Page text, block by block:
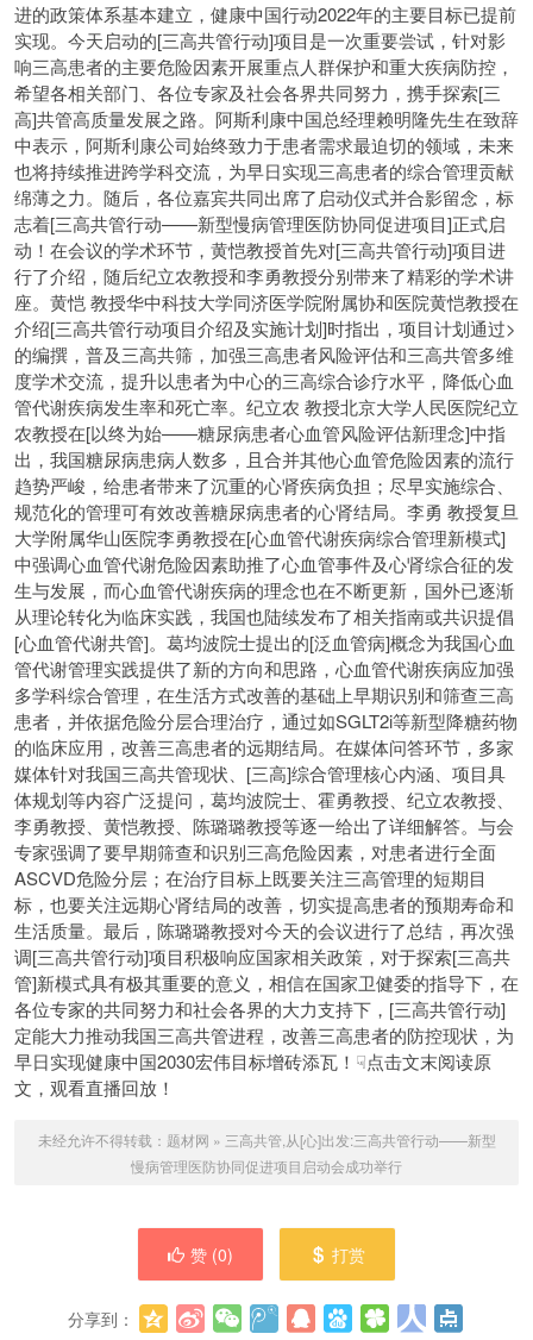
进的政策体系基本建立，健康中国行动2022年的主要目标已提前
实现。今天启动的[三高共管行动]项目是一次重要尝试，针对影
响三高患者的主要危险因素开展重点人群保护和重大疾病防控，
希望各相关部门、各位专家及社会各界共同努力，携手探索[三
高]共管高质量发展之路。阿斯利康中国总经理赖明隆先生在致辞
中表示，阿斯利康公司始终致力于患者需求最迫切的领域，未来
也将持续推进跨学科交流，为早日实现三高患者的综合管理贡献
绵薄之力。随后，各位嘉宾共同出席了启动仪式并合影留念，标
志着[三高共管行动——新型慢病管理医防协同促进项目]正式启
动！在会议的学术环节，黄恺教授首先对[三高共管行动]项目进
行了介绍，随后纪立农教授和李勇教授分别带来了精彩的学术讲
座。黄恺 教授华中科技大学同济医学院附属协和医院黄恺教授在
介绍[三高共管行动项目介绍及实施计划]时指出，项目计划通过>
的编撰，普及三高共筛，加强三高患者风险评估和三高共管多维
度学术交流，提升以患者为中心的三高综合诊疗水平，降低心血
管代谢疾病发生率和死亡率。纪立农 教授北京大学人民医院纪立
农教授在[以终为始——糖尿病患者心血管风险评估新理念]中指
出，我国糖尿病患病人数多，且合并其他心血管危险因素的流行
趋势严峻，给患者带来了沉重的心肾疾病负担；尽早实施综合、
规范化的管理可有效改善糖尿病患者的心肾结局。李勇 教授复旦
大学附属华山医院李勇教授在[心血管代谢疾病综合管理新模式]
中强调心血管代谢危险因素助推了心血管事件及心肾综合征的发
生与发展，而心血管代谢疾病的理念也在不断更新，国外已逐渐
从理论转化为临床实践，我国也陆续发布了相关指南或共识提倡
[心血管代谢共管]。葛均波院士提出的[泛血管病]概念为我国心血
管代谢管理实践提供了新的方向和思路，心血管代谢疾病应加强
多学科综合管理，在生活方式改善的基础上早期识别和筛查三高
患者，并依据危险分层合理治疗，通过如SGLT2i等新型降糖药物
的临床应用，改善三高患者的远期结局。在媒体问答环节，多家
媒体针对我国三高共管现状、[三高]综合管理核心内涵、项目具
体规划等内容广泛提问，葛均波院士、霍勇教授、纪立农教授、
李勇教授、黄恺教授、陈璐璐教授等逐一给出了详细解答。与会
专家强调了要早期筛查和识别三高危险因素，对患者进行全面
ASCVD危险分层；在治疗目标上既要关注三高管理的短期目
标，也要关注远期心肾结局的改善，切实提高患者的预期寿命和
生活质量。最后，陈璐璐教授对今天的会议进行了总结，再次强
调[三高共管行动]项目积极响应国家相关政策，对于探索[三高共
管]新模式具有极其重要的意义，相信在国家卫健委的指导下，在
各位专家的共同努力和社会各界的大力支持下，[三高共管行动]
定能大力推动我国三高共管进程，改善三高患者的防控现状，为
早日实现健康中国2030宏伟目标增砖添瓦！☟点击文末阅读原
文，观看直播回放！
未经允许不得转载： 题材网 » 三高共管,从[心]出发:三高共管行动——新型
慢病管理医防协同促进项目启动会成功举行
赞 (0) 打赏
分享到：